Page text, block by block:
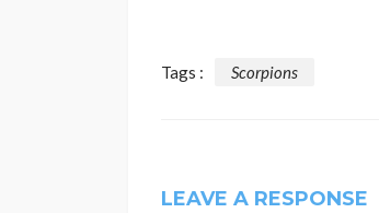
Tags : Scorpions
LEAVE A RESPONSE